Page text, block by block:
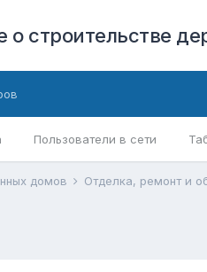
строительстве
Пользователи в сети
домов Отделка, ремонт и